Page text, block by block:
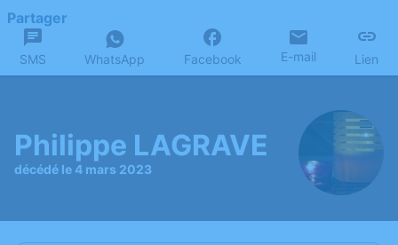
Partager
SMS WhatsApp Facebook E-mail Lien
Philippe LAGRAVE
décédé le 4 mars 2023